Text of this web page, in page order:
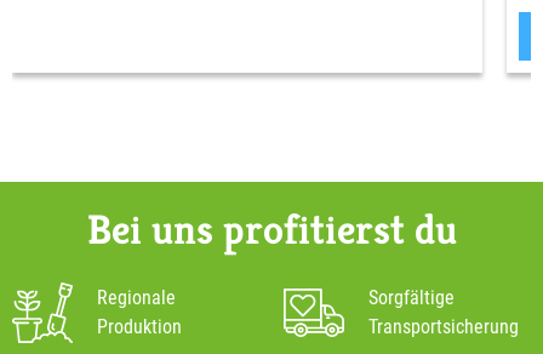
Bei uns profitierst du
Regionale
Produktion
Sorgfältige
Transportsicherung